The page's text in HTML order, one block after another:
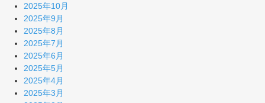
2025年10月
2025年9月
2025年8月
2025年7月
2025年6月
2025年5月
2025年4月
2025年3月